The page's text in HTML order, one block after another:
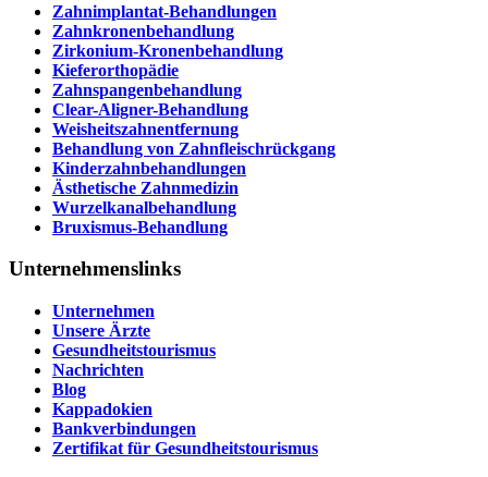
Zahnimplantat-Behandlungen
Zahnkronenbehandlung
Zirkonium-Kronenbehandlung
Kieferorthopädie
Zahnspangenbehandlung
Clear-Aligner-Behandlung
Weisheitszahnentfernung
Behandlung von Zahnfleischrückgang
Kinderzahnbehandlungen
Ästhetische Zahnmedizin
Wurzelkanalbehandlung
Bruxismus-Behandlung
Unternehmenslinks
Unternehmen
Unsere Ärzte
Gesundheitstourismus
Nachrichten
Blog
Kappadokien
Bankverbindungen
Zertifikat für Gesundheitstourismus